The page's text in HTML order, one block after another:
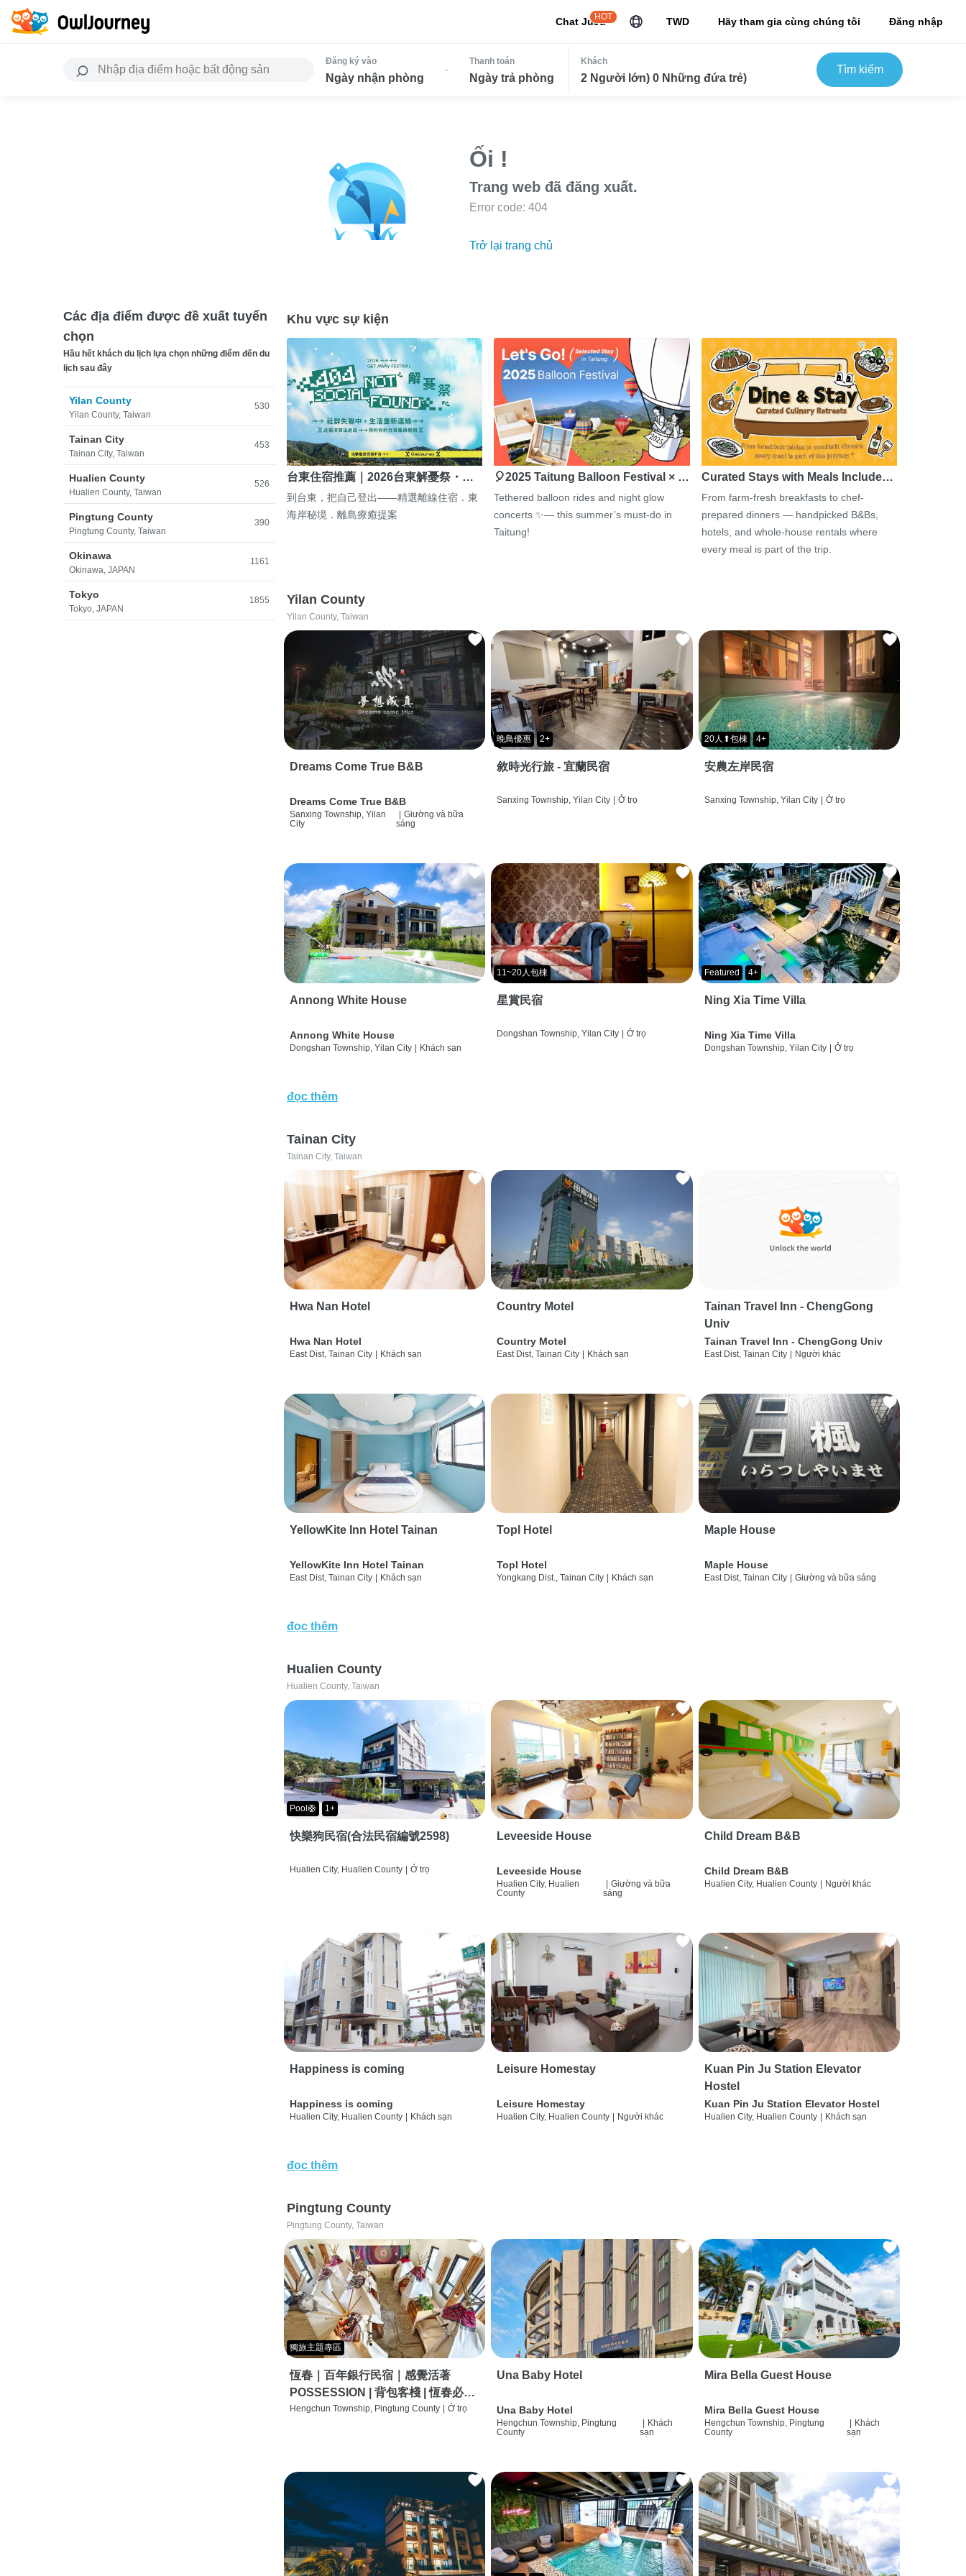
Chat JuJu
HOT TWD Hãy tham gia cùng chúng tôi Đăng nhập
Đăng ký vào
Ngày nhận phòng
-
Thanh toán
Ngày trả phòng
Khách
2 Người lớn) 0 Những đứa trẻ)
Tìm kiếm
Ối !
Trang web đã đăng xuất.
Error code: 404
Trở lại trang chủ
Các địa điểm được đề xuất tuyển
chọn
Hầu hết khách du lịch lựa chọn những điểm đến du
lịch sau đây
Yilan County
Yilan County, Taiwan
530
Tainan City
Tainan City, Taiwan
453
Hualien County
Hualien County, Taiwan
526
Pingtung County
Pingtung County, Taiwan
390
Okinawa
Okinawa, JAPAN
1161
Tokyo
Tokyo, JAPAN
1855
Khu vực sự kiện
台東住宿推薦｜2026台東解憂祭・…
到台東，把自己登出——精選離線住宿．東
海岸秘境．離島療癒提案
🎈2025 Taitung Balloon Festival × …
Tethered balloon rides and night glow
concerts ✨— this summer’s must-do in
Taitung!
Curated Stays with Meals Include…
From farm-fresh breakfasts to chef-
prepared dinners — handpicked B&Bs,
hotels, and whole-house rentals where
every meal is part of the trip.
Yilan County
Yilan County, Taiwan
Dreams Come True B&B
Dreams Come True B&B
Sanxing Township, Yilan
City
Giường và bữa
sáng
晚鳥優惠 2+
敘時光行旅 - 宜蘭民宿
Sanxing Township, Yilan City Ở trọ
20人⬆包棟 4+
安農左岸民宿
Sanxing Township, Yilan City Ở trọ
Annong White House
Annong White House
Dongshan Township, Yilan City | Khách sạn
11~20人包棟
星賞民宿
Dongshan Township, Yilan City | Ở trọ
Featured 4+
Ning Xia Time Villa
Ning Xia Time Villa
Dongshan Township, Yilan City | Ở trọ
đọc thêm
Tainan City
Tainan City, Taiwan
Hwa Nan Hotel
Hwa Nan Hotel
East Dist, Tainan City | Khách sạn
Country Motel
Country Motel
East Dist, Tainan City | Khách sạn
Tainan Travel Inn - ChengGong
Univ
Tainan Travel Inn - ChengGong Univ
East Dist, Tainan City | Người khác
YellowKite Inn Hotel Tainan
YellowKite Inn Hotel Tainan
East Dist, Tainan City | Khách sạn
Topl Hotel
Topl Hotel
Yongkang Dist., Tainan City | Khách sạn
Maple House
Maple House
East Dist, Tainan City | Giường và bữa sáng
đọc thêm
Hualien County
Hualien County, Taiwan
Pool🛟 1+
快樂狗民宿(合法民宿編號2598)
Hualien City, Hualien County | Ở trọ
Leveeside House
Leveeside House
Hualien City, Hualien
County
| Giường và bữa
sáng
Child Dream B&B
Child Dream B&B
Hualien City, Hualien County | Người khác
Happiness is coming
Happiness is coming
Hualien City, Hualien County Khách sạn
Leisure Homestay
Leisure Homestay
Hualien City, Hualien County Người khác
Kuan Pin Ju Station Elevator
Hostel
Kuan Pin Ju Station Elevator Hostel
Hualien City, Hualien County Khách sạn
đọc thêm
Pingtung County
Pingtung County, Taiwan
獨旅主題專區
恆春｜百年銀行民宿｜感覺活著
POSSESSION | 背包客棧 | 恆春必住
特色旅店 | HOSTEL |
Hengchun Township, Pingtung County Ở trọ
Una Baby Hotel
Una Baby Hotel
Hengchun Township, Pingtung
County
Khách
sạn
Mira Bella Guest House
Mira Bella Guest House
Hengchun Township, Pingtung
County
Khách
sạn